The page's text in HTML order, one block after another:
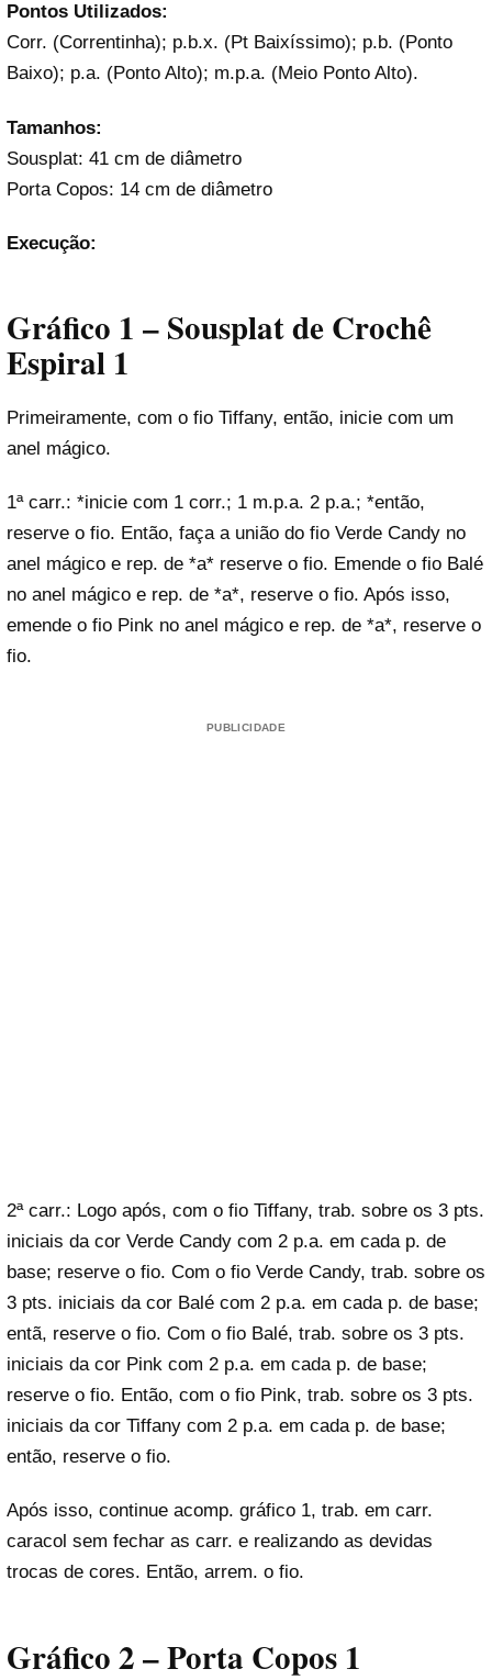
Pontos Utilizados:
Corr. (Correntinha); p.b.x. (Pt Baixíssimo); p.b. (Ponto
Baixo); p.a. (Ponto Alto); m.p.a. (Meio Ponto Alto).
Tamanhos:
Sousplat: 41 cm de diâmetro
Porta Copos: 14 cm de diâmetro
Execução:
Gráfico 1 – Sousplat de Crochê
Espiral 1
Primeiramente, com o fio Tiffany, então, inicie com um
anel mágico.
1ª carr.: *inicie com 1 corr.; 1 m.p.a. 2 p.a.; *então,
reserve o fio. Então, faça a união do fio Verde Candy no
anel mágico e rep. de *a* reserve o fio. Emende o fio Balé
no anel mágico e rep. de *a*, reserve o fio. Após isso,
emende o fio Pink no anel mágico e rep. de *a*, reserve o
fio.
PUBLICIDADE
2ª carr.: Logo após, com o fio Tiffany, trab. sobre os 3 pts.
iniciais da cor Verde Candy com 2 p.a. em cada p. de
base; reserve o fio. Com o fio Verde Candy, trab. sobre os
3 pts. iniciais da cor Balé com 2 p.a. em cada p. de base;
entã, reserve o fio. Com o fio Balé, trab. sobre os 3 pts.
iniciais da cor Pink com 2 p.a. em cada p. de base;
reserve o fio. Então, com o fio Pink, trab. sobre os 3 pts.
iniciais da cor Tiffany com 2 p.a. em cada p. de base;
então, reserve o fio.
Após isso, continue acomp. gráfico 1, trab. em carr.
caracol sem fechar as carr. e realizando as devidas
trocas de cores. Então, arrem. o fio.
Gráfico 2 – Porta Copos 1